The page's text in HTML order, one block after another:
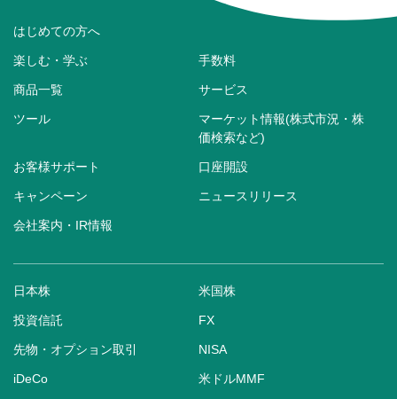
はじめての方へ
楽しむ・学ぶ 手数料
商品一覧 サービス
ツール
マーケット情報(株式市況・株
価検索など)
お客様サポート 口座開設
キャンペーン ニュースリリース
会社案内・IR情報
日本株 米国株
投資信託 FX
先物・オプション取引 NISA
iDeCo 米ドルMMF